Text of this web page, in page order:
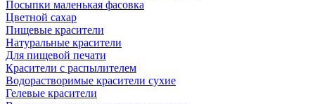
Посыпки маленькая фасовка
Цветной сахар
Пищевые красители
Натуральные красители
Для пищевой печати
Красители с распылителем
Водорастворимые красители сухие
Гелевые красители